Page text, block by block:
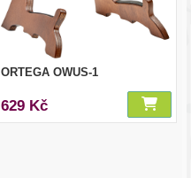
ORTEGA OWUS-1
629 Kč